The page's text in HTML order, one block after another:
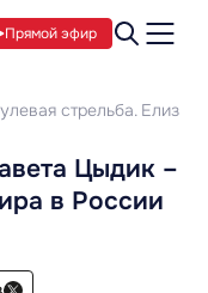
Прямой эфир
стрельба.
Цыдик –
в России